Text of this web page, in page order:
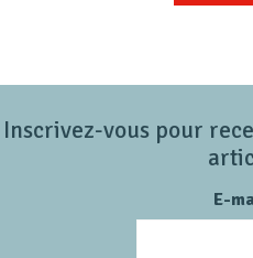
Inscrivez-vous pour
E-